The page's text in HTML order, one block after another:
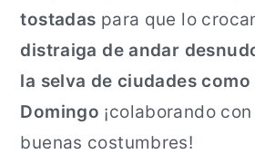
tostadas para que lo
distraiga de andar
la selva de ciudades como
Domingo ¡colaborando
buenas costumbres!